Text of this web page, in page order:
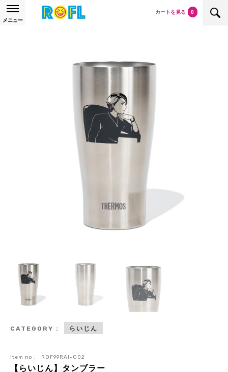
メニュー
カートを見る 0
CATEGORY : らいじん
item no : ROF99RAI-G02
【らいじん】タンブラー